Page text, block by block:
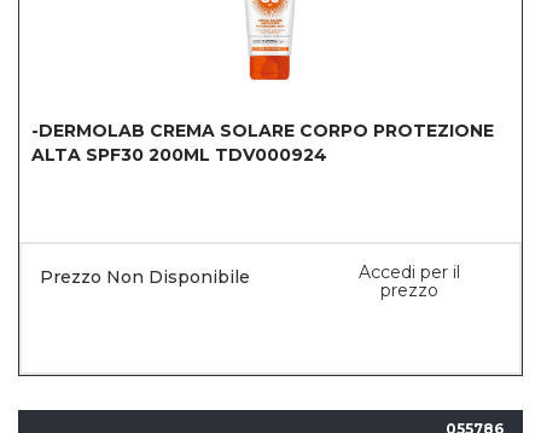
-DERMOLAB CREMA SOLARE CORPO PROTEZIONE
ALTA SPF30 200ML TDV000924
Prezzo Non Disponibile
Accedi per il
prezzo
055786